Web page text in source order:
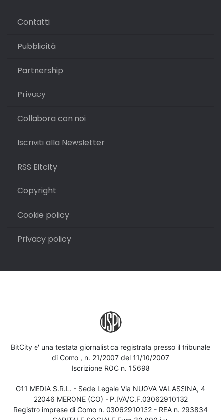
Contatti
Pubblicità
Partnership
Privacy
Collabora con noi
Iscriviti alla Newsletter
RSS Bitcity
Copyright
Cookie policy
Privacy policy
BitCity e' una testata giornalistica registrata presso il tribunale
di Como , n. 21/2007 del 11/10/2007
Iscrizione ROC n. 15698
G11 MEDIA S.R.L. - Sede Legale Via NUOVA VALASSINA, 4
22046 MERONE (CO) - P.IVA/C.F.03062910132
Registro imprese di Como n. 03062910132 - REA n. 293834